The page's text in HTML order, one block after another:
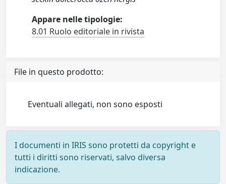
Appare nelle tipologie:
8.01 Ruolo editoriale in rivista
File in questo prodotto:
Eventuali allegati, non sono esposti
I documenti in IRIS sono protetti da copyright e
tutti i diritti sono riservati, salvo diversa
indicazione.